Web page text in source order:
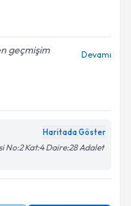
geçmişim
Devamı
Haritada Göster
No:2 Kat:4 Daire:28 Adalet